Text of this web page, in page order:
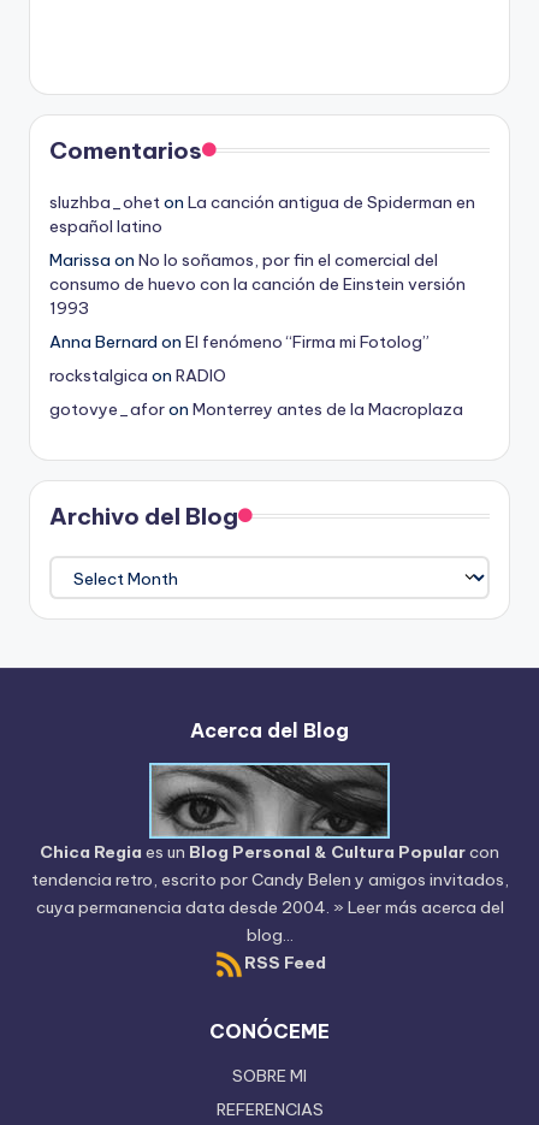
Comentarios
sluzhba_oheton La canción antigua de Spiderman en
español latino
Marissa on No lo soñamos, por fin el comercial del
consumo de huevo con la canción de Einstein versión
1993
Anna Bernard on El fenómeno “Firma mi Fotolog”
rockstalgica on RADIO
gotovye_aforon Monterrey antes de la Macroplaza
Archivo del Blog
Archivo
del
Blog
Acerca del Blog
Chica Regia es un Blog Personal & Cultura Popularcon
tendencia retro, escrito porCandy Belen y amigos invitados,
cuya permanencia data desde 2004. » Leer más acerca del
blog...
RSS Feed
CONÓCEME
SOBRE MI
REFERENCIAS